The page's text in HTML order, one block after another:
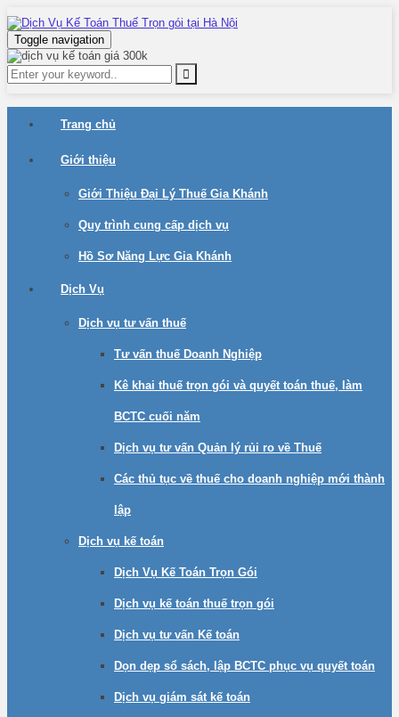
Toggle navigation
Trang chủ
Giới thiệu
Giới Thiệu Đại Lý Thuế Gia Khánh
Quy trình cung cấp dịch vụ
Hồ Sơ Năng Lực Gia Khánh
Dịch Vụ
Dịch vụ tư vấn thuế
Tư vấn thuế Doanh Nghiệp
Kê khai thuế trọn gói và quyết toán thuế, làm
BCTC cuối năm
Dịch vụ tư vấn Quản lý rủi ro về Thuế
Các thủ tục về thuế cho doanh nghiệp mới thành
lập
Dịch vụ kế toán
Dịch Vụ Kế Toán Trọn Gói
Dịch vụ kế toán thuế trọn gói
Dịch vụ tư vấn Kế toán
Dọn dẹp sổ sách, lập BCTC phục vụ quyết toán
Dịch vụ giám sát kế toán